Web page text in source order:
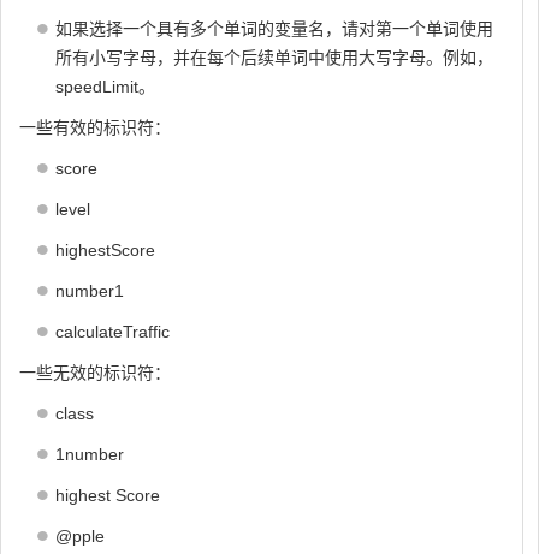
如果选择一个具有多个单词的变量名，请对第一个单词使用
所有小写字母，并在每个后续单词中使用大写字母。例如，
speedLimit。
一些有效的标识符：
score
level
highestScore
number1
calculateTraffic
一些无效的标识符：
class
1number
highest Score
@pple